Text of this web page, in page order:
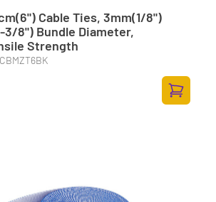
Cable Ties, 3mm(1/8")
3/8") Bundle Diameter,
Strength
CBMZT6BK
Zum